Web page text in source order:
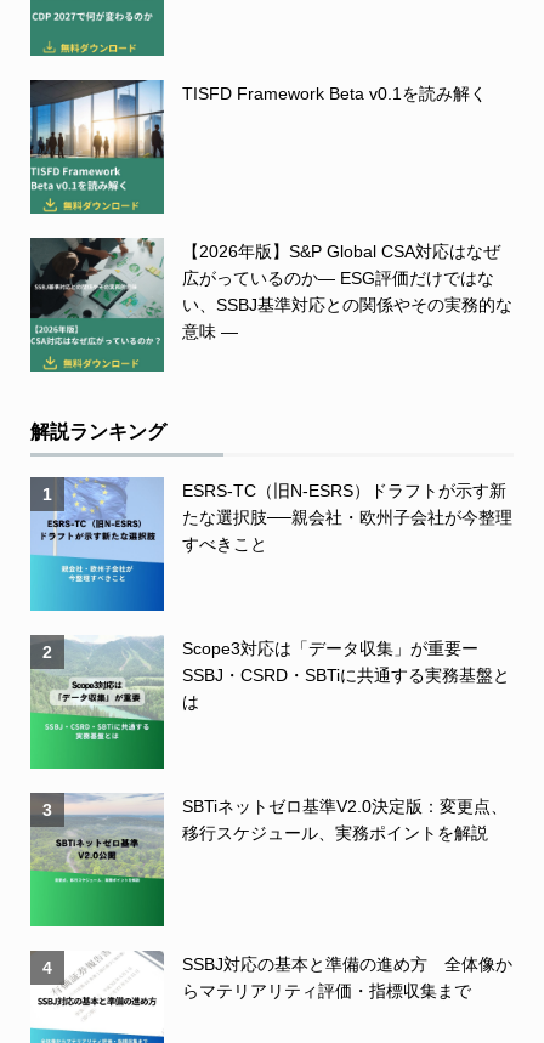
TISFD Framework Beta v0.1を読み解く
【2026年版】S&P Global CSA対応はなぜ
広がっているのか― ESG評価だけではな
い、SSBJ基準対応との関係やその実務的な
意味 ―
解説ランキング
1
ESRS-TC（旧N-ESRS）ドラフトが示す新
たな選択肢──親会社・欧州子会社が今整理
すべきこと
2
Scope3対応は「データ収集」が重要ー
SSBJ・CSRD・SBTiに共通する実務基盤と
は
3
SBTiネットゼロ基準V2.0決定版：変更点、
移行スケジュール、実務ポイントを解説
4
SSBJ対応の基本と準備の進め方 全体像か
らマテリアリティ評価・指標収集まで